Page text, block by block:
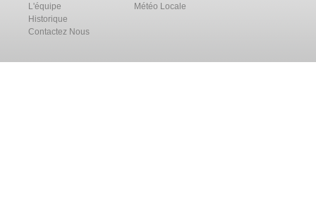
L'équipe
Historique
Contactez Nous
Météo Locale